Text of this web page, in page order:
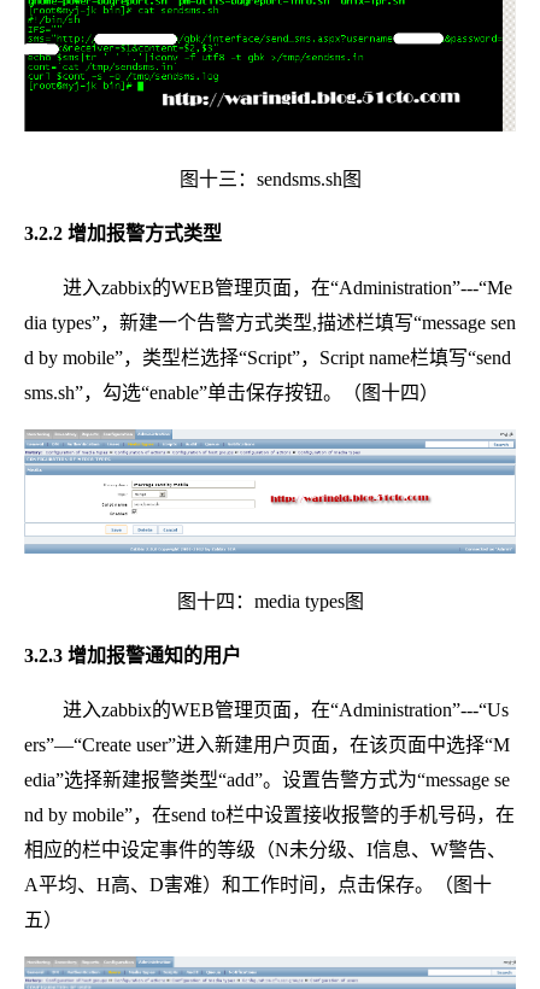
图十三：sendsms.sh图
3.2.2 增加报警方式类型
进入zabbix的WEB管理页面，在“Administration”---“Me
dia types”，新建一个告警方式类型,描述栏填写“message sen
d by mobile”，类型栏选择“Script”，Script name栏填写“send
sms.sh”，勾选“enable”单击保存按钮。（图十四）
图十四：media types图
3.2.3 增加报警通知的用户
进入zabbix的WEB管理页面，在“Administration”---“Us
ers”—“Create user”进入新建用户页面，在该页面中选择“M
edia”选择新建报警类型“add”。设置告警方式为“message se
nd by mobile”，在send to栏中设置接收报警的手机号码，在
相应的栏中设定事件的等级（N未分级、I信息、W警告、
A平均、H高、D害难）和工作时间，点击保存。（图十
五）